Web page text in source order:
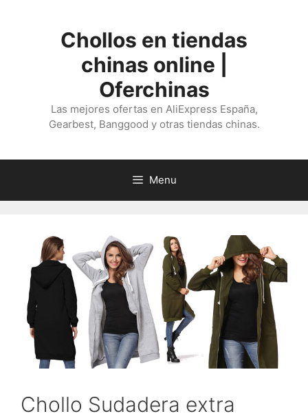
Chollos en tiendas
chinas online |
Oferchinas
Las mejores ofertas en AliExpress España,
Gearbest, Banggood y otras tiendas chinas.
Menu
Chollo Sudadera extra